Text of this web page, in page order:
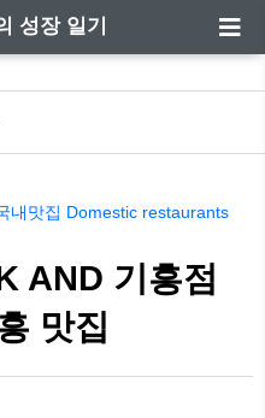
성장 일기
내맛집 Domestic restaurants
AND 기흥점
맛집